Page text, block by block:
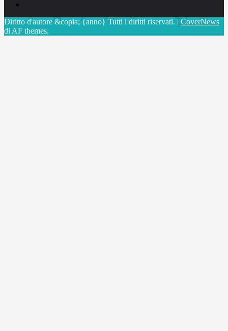
Diritto d'autore &copia; {anno} Tutti i diritti riservati. | CoverNews
di AF themes.